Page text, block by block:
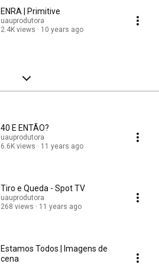
ENRA | Primitive
uauprodutora
2.4K views
10 years ago
40 E ENTÃO?
uauprodutora
6.6K views
11 years ago
Tiro e Queda - Spot TV
uauprodutora
268 views
11 years ago
Estamos Todos | Imagens de
cena